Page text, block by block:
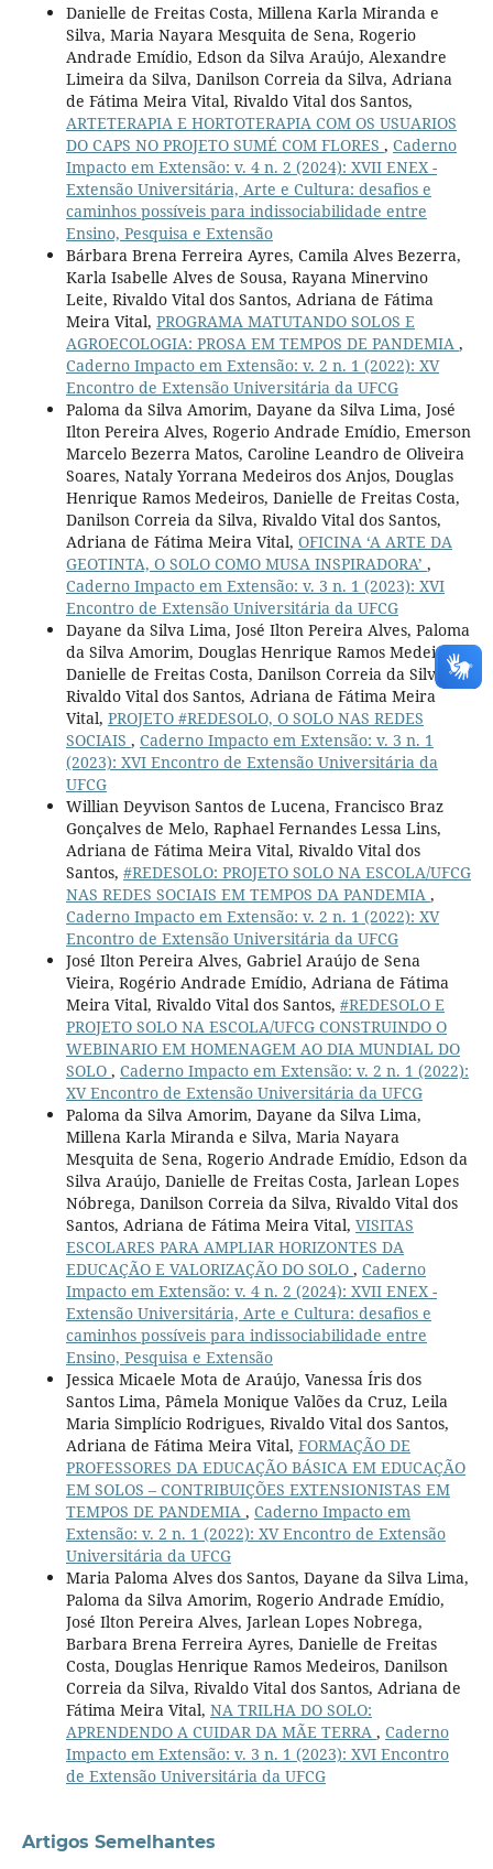
Danielle de Freitas Costa, Millena Karla Miranda e
Silva, Maria Nayara Mesquita de Sena, Rogerio
Andrade Emídio, Edson da Silva Araújo, Alexandre
Limeira da Silva, Danilson Correia da Silva, Adriana
de Fátima Meira Vital, Rivaldo Vital dos Santos,
ARTETERAPIA E HORTOTERAPIA COM OS USUARIOS
DO CAPS NO PROJETO SUMÉ COM FLORES , Caderno
Impacto em Extensão: v. 4 n. 2 (2024): XVII ENEX -
Extensão Universitária, Arte e Cultura: desafios e
caminhos possíveis para indissociabilidade entre
Ensino, Pesquisa e Extensão
Bárbara Brena Ferreira Ayres, Camila Alves Bezerra,
Karla Isabelle Alves de Sousa, Rayana Minervino
Leite, Rivaldo Vital dos Santos, Adriana de Fátima
Meira Vital, PROGRAMA MATUTANDO SOLOS E
AGROECOLOGIA: PROSA EM TEMPOS DE PANDEMIA ,
Caderno Impacto em Extensão: v. 2 n. 1 (2022): XV
Encontro de Extensão Universitária da UFCG
Paloma da Silva Amorim, Dayane da Silva Lima, José
Ilton Pereira Alves, Rogerio Andrade Emídio, Emerson
Marcelo Bezerra Matos, Caroline Leandro de Oliveira
Soares, Nataly Yorrana Medeiros dos Anjos, Douglas
Henrique Ramos Medeiros, Danielle de Freitas Costa,
Danilson Correia da Silva, Rivaldo Vital dos Santos,
Adriana de Fátima Meira Vital, OFICINA ‘A ARTE DA
GEOTINTA, O SOLO COMO MUSA INSPIRADORA’ ,
Caderno Impacto em Extensão: v. 3 n. 1 (2023): XVI
Encontro de Extensão Universitária da UFCG
Dayane da Silva Lima, José Ilton Pereira Alves, Paloma
da Silva Amorim, Douglas Henrique Ramos Medeiros,
Danielle de Freitas Costa, Danilson Correia da Silva,
Rivaldo Vital dos Santos, Adriana de Fátima Meira
Vital, PROJETO #REDESOLO, O SOLO NAS REDES
SOCIAIS , Caderno Impacto em Extensão: v. 3 n. 1
(2023): XVI Encontro de Extensão Universitária da
UFCG
Willian Deyvison Santos de Lucena, Francisco Braz
Gonçalves de Melo, Raphael Fernandes Lessa Lins,
Adriana de Fátima Meira Vital, Rivaldo Vital dos
Santos, #REDESOLO: PROJETO SOLO NA ESCOLA/UFCG
NAS REDES SOCIAIS EM TEMPOS DA PANDEMIA ,
Caderno Impacto em Extensão: v. 2 n. 1 (2022): XV
Encontro de Extensão Universitária da UFCG
José Ilton Pereira Alves, Gabriel Araújo de Sena
Vieira, Rogério Andrade Emídio, Adriana de Fátima
Meira Vital, Rivaldo Vital dos Santos, #REDESOLO E
PROJETO SOLO NA ESCOLA/UFCG CONSTRUINDO O
WEBINARIO EM HOMENAGEM AO DIA MUNDIAL DO
SOLO , Caderno Impacto em Extensão: v. 2 n. 1 (2022):
XV Encontro de Extensão Universitária da UFCG
Paloma da Silva Amorim, Dayane da Silva Lima,
Millena Karla Miranda e Silva, Maria Nayara
Mesquita de Sena, Rogerio Andrade Emídio, Edson da
Silva Araújo, Danielle de Freitas Costa, Jarlean Lopes
Nóbrega, Danilson Correia da Silva, Rivaldo Vital dos
Santos, Adriana de Fátima Meira Vital, VISITAS
ESCOLARES PARA AMPLIAR HORIZONTES DA
EDUCAÇÃO E VALORIZAÇÃO DO SOLO , Caderno
Impacto em Extensão: v. 4 n. 2 (2024): XVII ENEX -
Extensão Universitária, Arte e Cultura: desafios e
caminhos possíveis para indissociabilidade entre
Ensino, Pesquisa e Extensão
Jessica Micaele Mota de Araújo, Vanessa Íris dos
Santos Lima, Pâmela Monique Valões da Cruz, Leila
Maria Simplício Rodrigues, Rivaldo Vital dos Santos,
Adriana de Fátima Meira Vital, FORMAÇÃO DE
PROFESSORES DA EDUCAÇÃO BÁSICA EM EDUCAÇÃO
EM SOLOS – CONTRIBUIÇÕES EXTENSIONISTAS EM
TEMPOS DE PANDEMIA , Caderno Impacto em
Extensão: v. 2 n. 1 (2022): XV Encontro de Extensão
Universitária da UFCG
Maria Paloma Alves dos Santos, Dayane da Silva Lima,
Paloma da Silva Amorim, Rogerio Andrade Emídio,
José Ilton Pereira Alves, Jarlean Lopes Nobrega,
Barbara Brena Ferreira Ayres, Danielle de Freitas
Costa, Douglas Henrique Ramos Medeiros, Danilson
Correia da Silva, Rivaldo Vital dos Santos, Adriana de
Fátima Meira Vital, NA TRILHA DO SOLO:
APRENDENDO A CUIDAR DA MÃE TERRA , Caderno
Impacto em Extensão: v. 3 n. 1 (2023): XVI Encontro
de Extensão Universitária da UFCG
Artigos Semelhantes